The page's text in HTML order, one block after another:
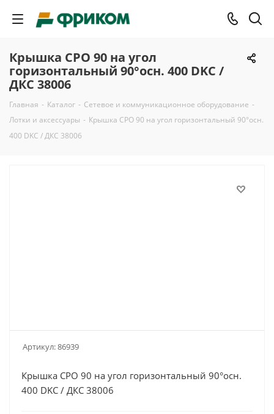
Крышка CPO 90 на угол
горизонтальный 90°осн. 400 DKC /
ДКС 38006
Главная - Каталог - Сетевое и коммуникационное оборудование -
Лотки и аксессуары - Крышка CPO 90 на угол горизонтальный 90°осн.
400 DKC / ДКС 38006
Артикул:86939
Крышка CPO 90 на угол горизонтальный 90°осн.
400 DKC / ДКС 38006